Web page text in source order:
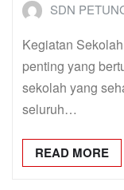
SDN
Kegiatan
penting yang
sekolah yang
seluruh…
READ MORE